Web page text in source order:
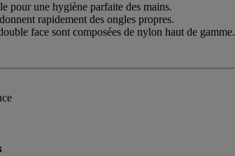
pour une hygiène parfaite des mains.
rapidement des ongles propres.
face sont composées de nylon haut de gamme.